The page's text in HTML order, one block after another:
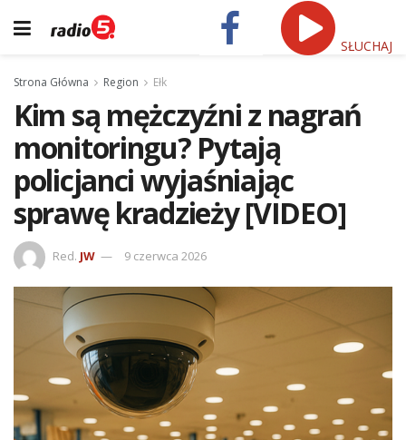
SŁUCHAJ
Strona Główna Region Ełk
Kim są mężczyźni z nagrań
monitoringu? Pytają
policjanci wyjaśniając
sprawę kradzieży [VIDEO]
Red. JW 9 czerwca 2026